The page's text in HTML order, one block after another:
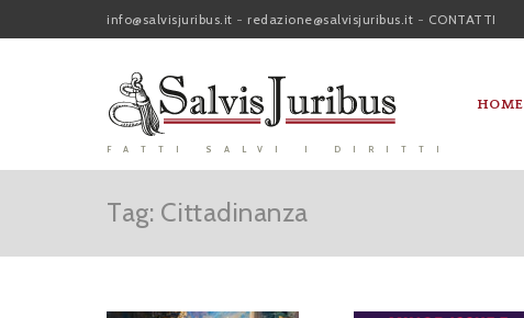
info@salvisjuribus.it - redazione@salvisjuribus.it - CONTATTI
FATTI SALVI I DIRITTI
HOME
Tag: Cittadinanza